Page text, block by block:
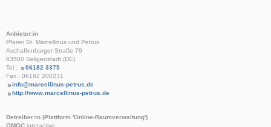
Anbieter:in
Pfarrei St. Marcellinus und Petrus
Aschaffenburger Straße 79
63500 Seligenstadt (DE)
Tel.:
06182 3375
Fax.: 06182 200231
info@marcellinus-petrus.de
http://www.marcellinus-petrus.de
Betreiber:in (Plattform 'Online-Raumverwaltung')